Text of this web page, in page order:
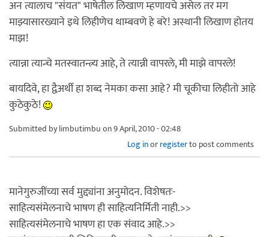
अन त्यालाच "संयत" भाषेतील लिखाण म्हणायचे असेल तर मग
माझ्यासारख्याने इथे लिहीणेच थाम्बवणे हे बरे! अस्थानी लिखाण होतय
माझ!
त्यान्ना त्यान्चे मतस्वातन्त्र्य आहे, ते त्यान्नी वापरले, मी माझे वापरले!
बायदिवे, हा द्वैअर्थी हा शब्द नेमका कसा आहे? मी चूकीचा लिहीतो आहे
कुठेकुठे!
Submitted bylimbutimbuon 9 April, 2010 - 02:48
Log inorregisterto post comments
मानेगुरुजींच्या सर्व मुद्द्यांना अनुमोदन. विशेषतः-
साहित्यसंमेलनाचे भाषण ही साहित्यनिर्मिती नाही.>>
साहित्यसंमेलनाचे भाषण हा एक संवाद आहे.>>